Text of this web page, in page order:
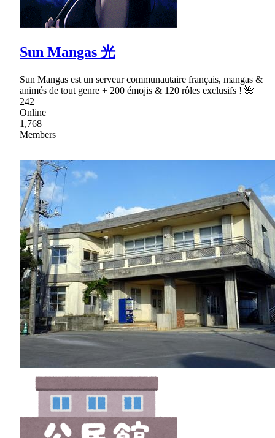
Sun Mangas 光
Sun Mangas est un serveur communautaire français, mangas &
animés de tout genre + 200 émojis & 120 rôles exclusifs ! 🌺
242
Online
1,768
Members